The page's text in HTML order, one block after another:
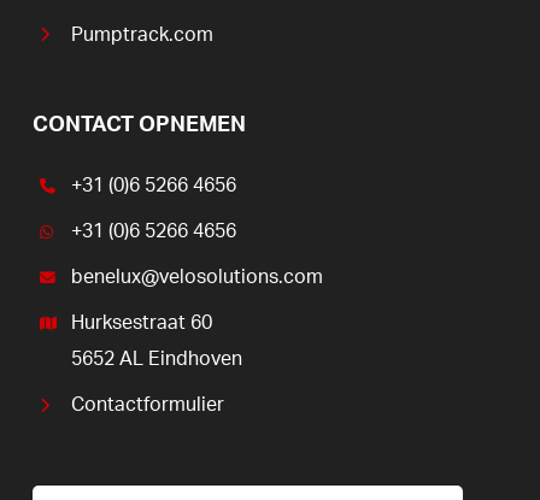
Pumptrack.com
CONTACT OPNEMEN
+31 (0)6 5266 4656
+31 (0)6 5266 4656
benelux@velosolutions.com
Hurksestraat 60
5652 AL Eindhoven
Contactformulier